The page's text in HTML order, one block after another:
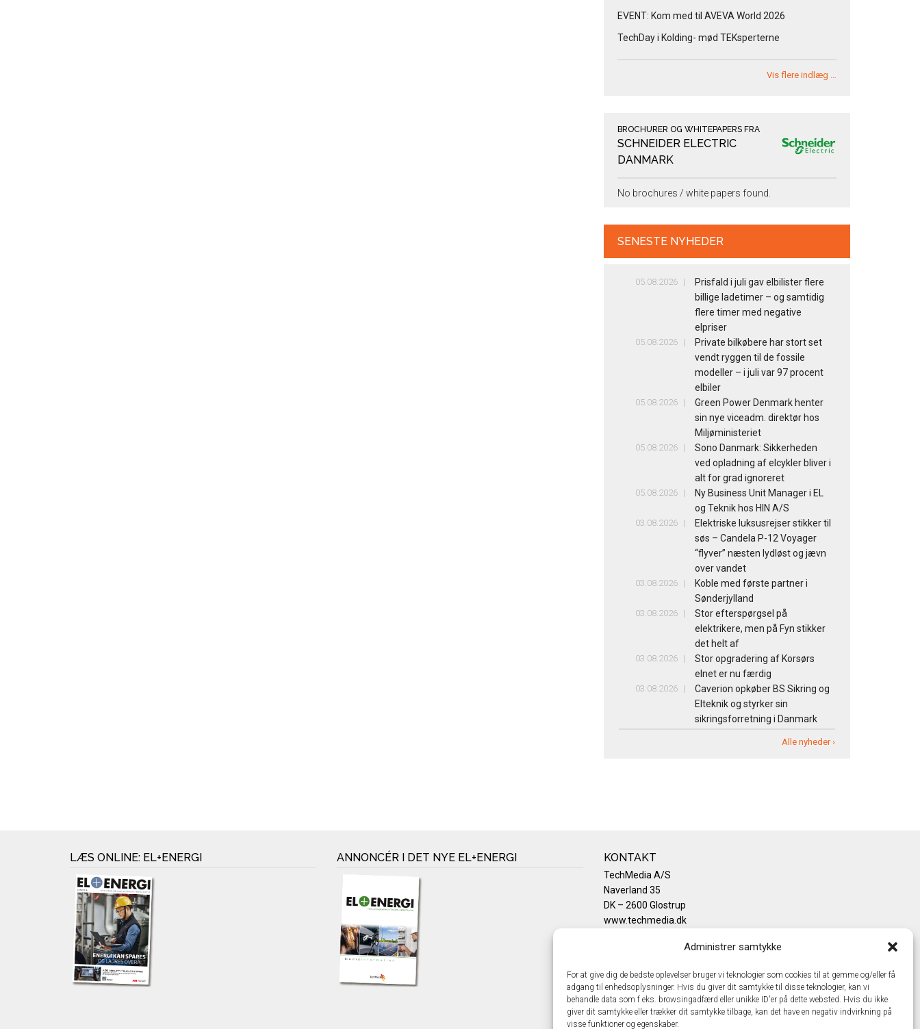
Administrer samtykke
For at give dig de bedste oplevelser bruger vi teknologier som cookies til at gemme og/eller få
adgang til enhedsoplysninger. Hvis du giver dit samtykke til disse teknologier, kan vi
behandle data som f.eks. browsingadfærd eller unikke ID'er på dette websted. Hvis du ikke
giver dit samtykke eller trækker dit samtykke tilbage, kan det have en negativ indvirkning på
visse funktioner og egenskaber.
EVENT: Kom med til AVEVA World 2026
TechDay i Kolding- mød TEKsperterne
Vis flere indlæg …
BROCHURER OG WHITEPAPERS FRA
SCHNEIDER ELECTRIC
DANMARK
No brochures / white papers found.
SENESTE NYHEDER
05.08.2026
Prisfald i juli gav elbilister flere
billige ladetimer – og samtidig
flere timer med negative
elpriser
05.08.2026
Private bilkøbere har stort set
vendt ryggen til de fossile
modeller – i juli var 97 procent
elbiler
05.08.2026
Green Power Denmark henter
sin nye viceadm. direktør hos
Miljøministeriet
05.08.2026
Sono Danmark: Sikkerheden
ved opladning af elcykler bliver i
alt for grad ignoreret
05.08.2026
Ny Business Unit Manager i EL
og Teknik hos HIN A/S
03.08.2026
Elektriske luksusrejser stikker til
søs – Candela P-12 Voyager
“flyver” næsten lydløst og jævn
over vandet
03.08.2026
Koble med første partner i
Sønderjylland
03.08.2026
Stor efterspørgsel på
elektrikere, men på Fyn stikker
det helt af
03.08.2026
Stor opgradering af Korsørs
elnet er nu færdig
03.08.2026
Caverion opkøber BS Sikring og
Elteknik og styrker sin
sikringsforretning i Danmark
Alle nyheder ›
LÆS ONLINE: EL+ENERGI ANNONCÉR I DET NYE EL+ENERGI KONTAKT
TechMedia A/S
Naverland 35
DK – 2600 Glostrup
www.techmedia.dk
info@techmedia.dk
Cookiepolitik